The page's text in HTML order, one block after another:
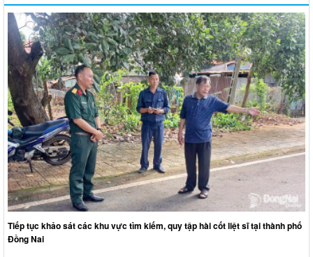
Tiếp tục khảo sát các khu vực tìm kiếm, quy tập hài cốt liệt sĩ tại thành phố
Đồng Nai